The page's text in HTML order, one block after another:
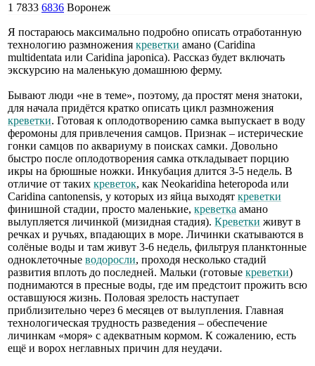
1 7833 6836 Воронеж
Я постараюсь максимально подробно описать отработанную
технологию размножения креветки амано (Caridina
multidentata или Caridina japonica). Рассказ будет включать
экскурсию на маленькую домашнюю ферму.
Бывают люди «не в теме», поэтому, да простят меня знатоки,
для начала придётся кратко описать цикл размножения
креветки. Готовая к оплодотворению самка выпускает в воду
феромоны для привлечения самцов. Признак – истерические
гонки самцов по аквариуму в поисках самки. Довольно
быстро после оплодотворения самка откладывает порцию
икры на брюшные ножки. Инкубация длится 3-5 недель. В
отличие от таких креветок, как Neokaridina heteropoda или
Caridina cantonensis, у которых из яйца выходят креветки
финишной стадии, просто маленькие, креветка амано
вылупляется личинкой (мизидная стадия). Креветки живут в
речках и ручьях, впадающих в море. Личинки скатываются в
солёные воды и там живут 3-6 недель, фильтруя планктонные
одноклеточные водоросли, проходя несколько стадий
развития вплоть до последней. Мальки (готовые креветки)
поднимаются в пресные воды, где им предстоит прожить всю
оставшуюся жизнь. Половая зрелость наступает
приблизительно через 6 месяцев от вылупления. Главная
технологическая трудность разведения – обеспечение
личинкам «моря» с адекватным кормом. К сожалению, есть
ещё и ворох неглавных причин для неудачи.